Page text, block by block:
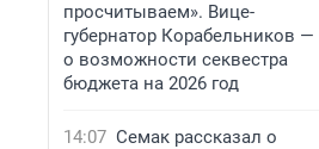
просчитываем». Вице-
губернатор Корабельников —
о возможности секвестра
бюджета на 2026 год
14:07 Семак рассказал о